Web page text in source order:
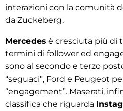
interazioni con la comunità
da Zuckeberg.
Mercedes è cresciuta più di
termini di follower ed
sono al secondo e terzo
“seguaci”, Ford e Peugeot
“engagement”. Maserati,
classifica che riguarda